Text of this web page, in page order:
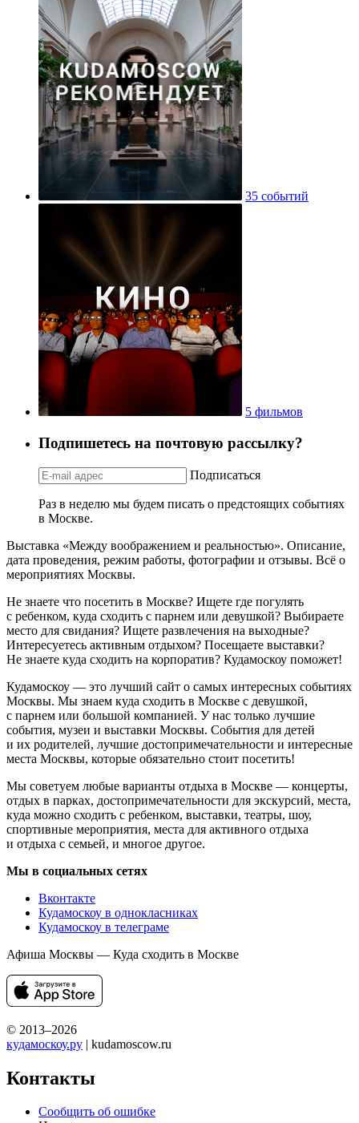
35 событий
5 фильмов
Подпишетесь на почтовую рассылку?
Подписаться
Раз в неделю мы будем писать о предстоящих событиях
в Москве.
Выставка «Между воображением и реальностью». Описание,
дата проведения, режим работы, фотографии и отзывы. Всё о
мероприятиях Москвы.
Не знаете что посетить в Москве? Ищете где погулять
с ребенком, куда сходить с парнем или девушкой? Выбираете
место для свидания? Ищете развлечения на выходные?
Интересуетесь активным отдыхом? Посещаете выставки?
Не знаете куда сходить на корпоратив? Кудамоскоу поможет!
Кудамоскоу — это лучший сайт о самых интересных событиях
Москвы. Мы знаем куда сходить в Москве с девушкой,
с парнем или большой компанией. У нас только лучшие
события, музеи и выставки Москвы. События для детей
и их родителей, лучшие достопримечательности и интересные
места Москвы, которые обязательно стоит посетить!
Мы советуем любые варианты отдыха в Москве — концерты,
отдых в парках, достопримечательности для экскурсий, места,
куда можно сходить с ребенком, выставки, театры, шоу,
спортивные мероприятия, места для активного отдыха
и отдыха с семьей, и многое другое.
Мы в социальных сетях
Вконтакте
Кудамоскоу в однокласниках
Кудамоскоу в телеграме
Афиша Москвы — Куда сходить в Москве
© 2013–2026
кудамоскоу.ру | kudamoscow.ru
Контакты
Сообщить об ошибке